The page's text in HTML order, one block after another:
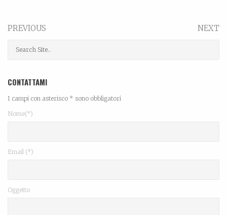
PREVIOUS NEXT
CONTATTAMI
I campi con asterisco * sono obbligatori
Nome(*)
Email (*)
Oggetto